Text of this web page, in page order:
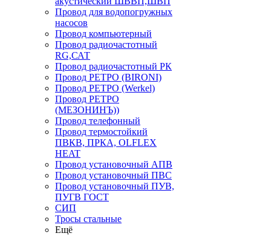
Провод для водопогружных
насосов
Провод компьютерный
Провод радиочастотный
RG,САТ
Провод радиочастотный РК
Провод РЕТРО (BIRONI)
Провод РЕТРО (Werkel)
Провод РЕТРО
(МЕЗОНИНЪ))
Провод телефонный
Провод термостойкий
ПВКВ, ПРКА, OLFLEX
HEAT
Провод установочный АПВ
Провод установочный ПВС
Провод установочный ПУВ,
ПУГВ ГОСТ
СИП
Тросы стальные
Ещё